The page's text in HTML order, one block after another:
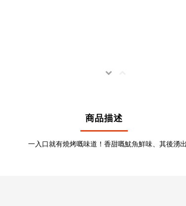
商品描述
一入口就有燒烤嘅味道！香甜嘅魷魚鮮味、其後湧